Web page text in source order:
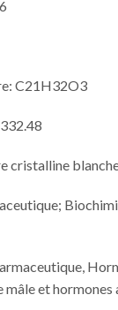
C21H32O3
cristalline
mâle et hormones